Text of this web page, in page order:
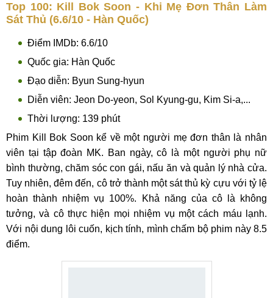
Top 100: Kill Bok Soon - Khi Mẹ Đơn Thân Làm
Sát Thủ (6.6/10 - Hàn Quốc)
Điểm IMDb: 6.6/10
Quốc gia: Hàn Quốc
Đạo diễn: Byun Sung-hyun
Diễn viên: Jeon Do-yeon, Sol Kyung-gu, Kim Si-a,...
Thời lượng: 139 phút
Phim Kill Bok Soon kể về một người mẹ đơn thân là nhân
viên tại tập đoàn MK. Ban ngày, cô là một người phụ nữ
bình thường, chăm sóc con gái, nấu ăn và quản lý nhà cửa.
Tuy nhiên, đêm đến, cô trở thành một sát thủ kỳ cựu với tỷ lệ
hoàn thành nhiệm vụ 100%. Khả năng của cô là không
tưởng, và cô thực hiện mọi nhiệm vụ một cách máu lạnh.
Với nội dung lôi cuốn, kịch tính, mình chấm bộ phim này 8.5
điểm.